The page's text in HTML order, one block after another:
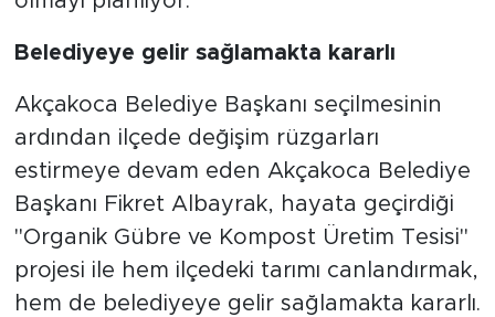
Belediyeye gelir sağlamakta kararlı
Akçakoca Belediye Başkanı seçilmesinin
ardından ilçede değişim rüzgarları
estirmeye devam eden Akçakoca Belediye
Başkanı Fikret Albayrak, hayata geçirdiği
"Organik Gübre ve Kompost Üretim Tesisi"
projesi ile hem ilçedeki tarımı canlandırmak,
hem de belediyeye gelir sağlamakta kararlı.